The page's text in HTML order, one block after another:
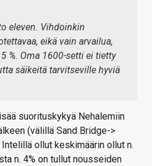
eleven. Vihdoinkin
eikä vain arvailua,
%. Oma 1600-setti ei tietty
säikeitä tarvitseville hyviä
suorituskykyä Nehalemiin
(välillä Sand Bridge->
Intelillä ollut keskimäärin ollut n.
n. 4% on tullut nousseiden